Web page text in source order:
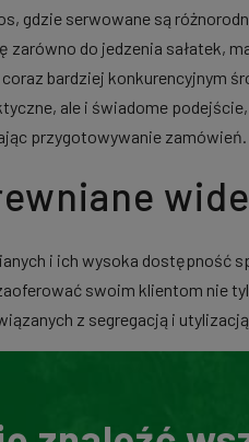
gdzie serwowane są
zarówno do jedzenia sałatek,
bardziej konkurencyjnym
ale i świadome
przygotowywanie zamówień.
i ich wysoka dostępność
swoim klientom nie
z segregacją i